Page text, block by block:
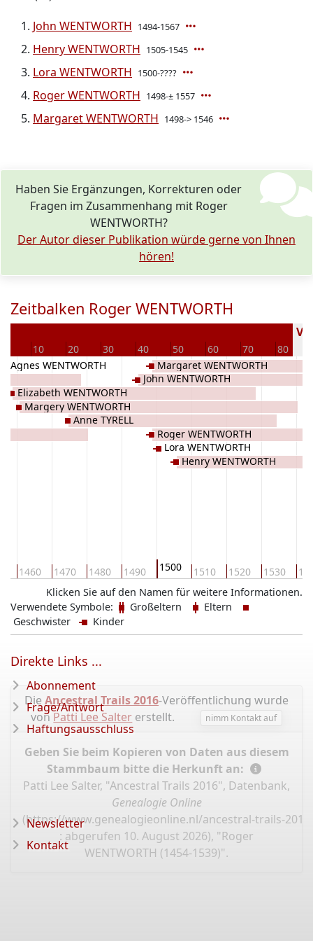
John WENTWORTH 1494-1567
Henry WENTWORTH 1505-1545
Lora WENTWORTH 1500-????
Roger WENTWORTH 1498-± 1557
Margaret WENTWORTH 1498-> 1546
Haben Sie Ergänzungen, Korrekturen oder
Fragen im Zusammenhang mit Roger
WENTWORTH?
Der Autor dieser Publikation würde gerne von Ihnen
hören!
Zeitbalken Roger WENTWORTH
10 20 30 40 50 60 70 80
1460 1470 1480 1490 1500 1510 1520 1530
Agnes WENTWORTH
Elizabeth WENTWORTH
Margery WENTWORTH
Anne TYRELL
John WENTWORTH
Margaret WENTWORTH
Roger WENTWORTH
Lora WENTWORTH
Henry WENTWORTH
Klicken Sie auf den Namen für weitere Informationen.
Verwendete Symbole:
Großeltern
Eltern
Geschwister
Kinder
Die Ancestral Trails 2016-Veröffentlichung wurde
von Patti Lee Salter erstellt. nimm Kontakt auf
Geben Sie beim Kopieren von Daten aus diesem
Stammbaum bitte die Herkunft an:
Patti Lee Salter, "Ancestral Trails 2016", Datenbank,
Genealogie Online
(https://www.genealogieonline.nl/ancestral-trails-
: abgerufen 10. August 2026), "Roger
WENTWORTH (1454-1539)".
Direkte Links ...
Abonnement
Frage/Antwort
Haftungsausschluss
Newsletter
Kontakt